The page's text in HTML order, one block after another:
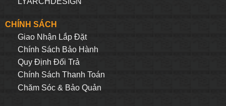
CHÍNH SÁCH
Giao Nhận Lắp Đặt
Chính Sách Bảo Hành
Quy Định Đối Trả
Chính Sách Thanh Toán
Chăm Sóc & Bảo Quản